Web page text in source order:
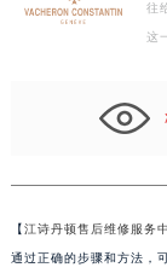
往
这
【江诗丹顿售后维修服务
通过正确的步骤和方法，